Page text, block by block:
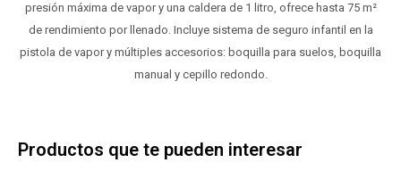
presión máxima de vapor y una caldera de 1 litro, ofrece hasta 75 m²
de rendimiento por llenado. Incluye sistema de seguro infantil en la
pistola de vapor y múltiples accesorios: boquilla para suelos, boquilla
manual y cepillo redondo.
Productos que te pueden interesar